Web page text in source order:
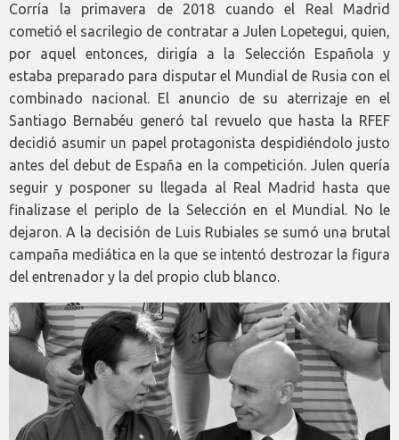
Corría la primavera de 2018 cuando el Real Madrid
cometió el sacrilegio de contratar a Julen Lopetegui, quien,
por aquel entonces, dirigía a la Selección Española y
estaba preparado para disputar el Mundial de Rusia con el
combinado nacional. El anuncio de su aterrizaje en el
Santiago Bernabéu generó tal revuelo que hasta la RFEF
decidió asumir un papel protagonista despidiéndolo justo
antes del debut de España en la competición. Julen quería
seguir y posponer su llegada al Real Madrid hasta que
finalizase el periplo de la Selección en el Mundial. No le
dejaron. A la decisión de Luis Rubiales se sumó una brutal
campaña mediática en la que se intentó destrozar la figura
del entrenador y la del propio club blanco.